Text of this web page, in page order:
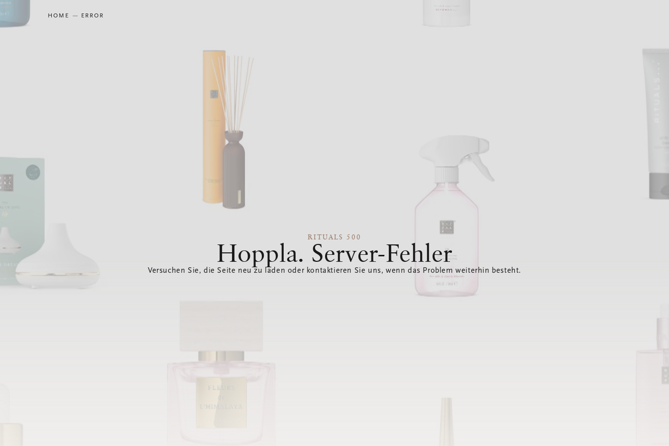
HOME ERROR
RITUALS 500
Hoppla. Server-Fehler
Versuchen Sie, die Seite neu zu laden oder kontaktieren Sie uns, wenn das Problem weiterhin besteht.